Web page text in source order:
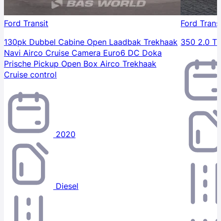
Ford Transit
130pk Dubbel Cabine Open Laadbak Trekhaak
Navi Airco Cruise Camera Euro6 DC Doka
Prische Pickup Open Box Airco Trekhaak
Cruise control
2020
Diesel
Ford
350 2.0